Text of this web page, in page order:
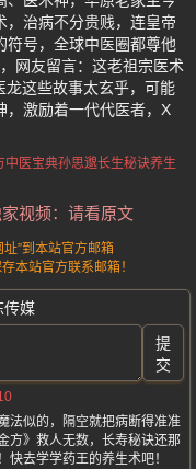
，治病不分贵贱，连皇帝
符号，全球中医圈都尊他
网友留言：这老祖宗医术
龙这些故事太玄乎，可能
，激励着一代代医者，X
中医宝典孙思邈长生秘诀养生
视频：请看原文
”到本站官方邮箱
本站官方联系邮箱！
传媒
提
交
法似的，隔空就把病断得准准
方》救人无数，长寿秘诀还那
去学学药王的养生术吧！